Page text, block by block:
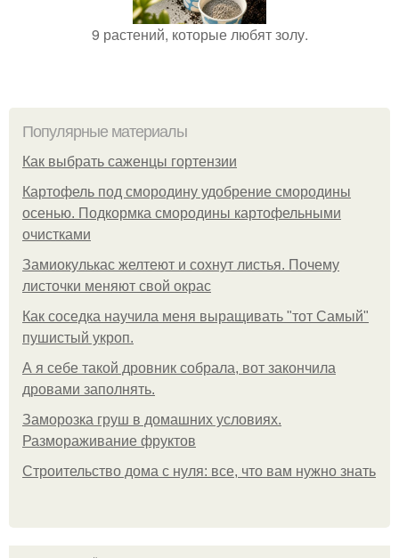
9 растений, которые любят золу.
Популярные материалы
Как выбрать саженцы гортензии
Картофель под смородину удобрение смородины
осенью. Подкормка смородины картофельными
очистками
Замиокулькас желтеют и сохнут листья. Почему
листочки меняют свой окрас
Как соседка научила меня выращивать "тот Самый"
пушистый укроп.
А я себе такой дровник собрала, вот закончила
дровами заполнять.
Заморозка груш в домашних условиях.
Размораживание фруктов
Строительство дома с нуля: все, что вам нужно знать